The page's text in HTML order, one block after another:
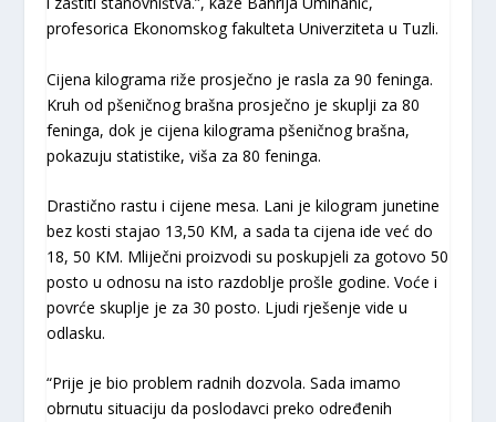
profesorica Ekonomskog fakulteta Univerziteta u Tuzli.
Cijena kilograma riže prosječno je rasla za 90 feninga.
Kruh od pšeničnog brašna prosječno je skuplji za 80
feninga, dok je cijena kilograma pšeničnog brašna,
pokazuju statistike, viša za 80 feninga.
Drastično rastu i cijene mesa. Lani je kilogram junetine
bez kosti stajao 13,50 KM, a sada ta cijena ide već do
18, 50 KM. Mliječni proizvodi su poskupjeli za gotovo 50
posto u odnosu na isto razdoblje prošle godine. Voće i
povrće skuplje je za 30 posto. Ljudi rješenje vide u
odlasku.
“Prije je bio problem radnih dozvola. Sada imamo
obrnutu situaciju da poslodavci preko određenih